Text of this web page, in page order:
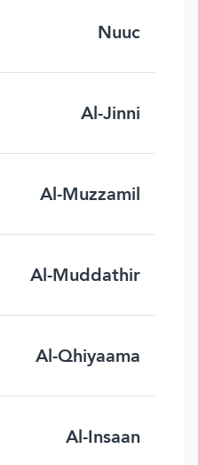
Nuuc
Al-Jinni
Al-Muzzamil
Al-Muddathir
Al-Qhiyaama
Al-Insaan